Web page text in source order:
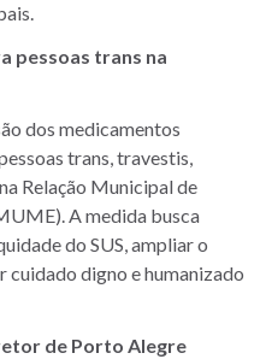
pessoas trans na
dos medicamentos
trans, travestis,
Relação Municipal de
A medida busca
do SUS, ampliar o
cuidado digno e humanizado
de Porto Alegre